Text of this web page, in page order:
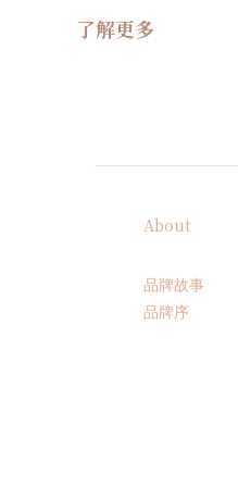
了解更多
About
品牌故事
品牌序